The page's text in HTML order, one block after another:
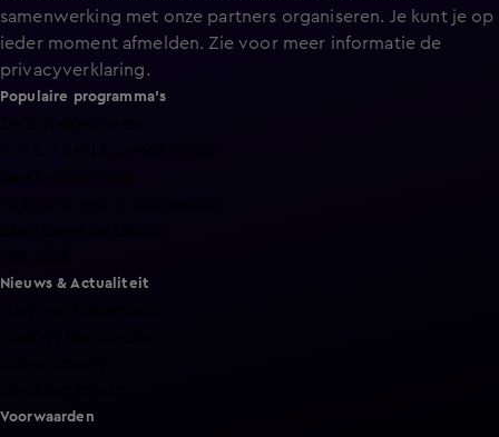
samenwerking met onze partners organiseren. Je kunt je op
ieder moment afmelden. Zie voor meer informatie de
privacyverklaring.
Populaire programma's
Nieuws & Actualiteit
Voorwaarden